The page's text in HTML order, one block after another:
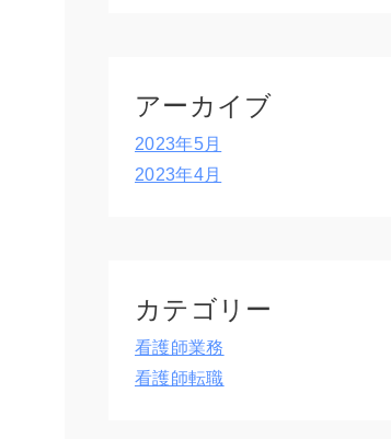
アーカイブ
2023年5月
2023年4月
カテゴリー
看護師業務
看護師転職